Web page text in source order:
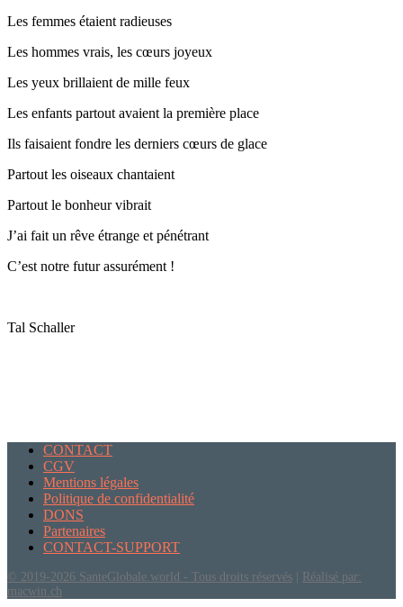
Les femmes étaient radieuses
Les hommes vrais, les cœurs joyeux
Les yeux brillaient de mille feux
Les enfants partout avaient la première place
Ils faisaient fondre les derniers cœurs de glace
Partout les oiseaux chantaient
Partout le bonheur vibrait
J’ai fait un rêve étrange et pénétrant
C’est notre futur assurément !
Tal Schaller
CONTACT
CGV
Mentions légales
Politique de confidentialité
DONS
Partenaires
CONTACT-SUPPORT
© 2019-2026 SanteGlobale.world - Tous droits réservés
Réalisé par:
macwin.ch